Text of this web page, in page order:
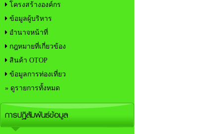
โครงสร้างองค์กร
ข้อมูลผู้บริหาร
อำนาจหน้าที่
กฎหมายที่เกี่ยวข้อง
สินค้า OTOP
ข้อมูลการท่องเที่ยว
» ดูรายการทั้งหมด
การปฏิสัมพันธ์ข้อมูล